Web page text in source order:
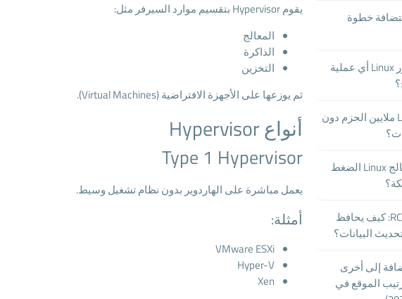
يقوم Hypervisor بتقسيم موارد السيرفر مثل:
المعالج
الذاكرة
التخزين
ثم يوزعها على الأجهزة الافتراضية (Virtual Machines).
أنواع Hypervisor
Type 1 Hypervisor
يعمل مباشرة على الهاردوير بدون نظام تشغيل وسيط.
أمثلة:
VMware ESXi
Hyper-V
Xen
خطوة
CFS Scheduler: كيف يقرر Linux أي عملية
SoftIRQ: كيف يعالج Linux ملايين الحزم دون
NAPI (New API): كيف يعالج Linux الضغط
RCU (Read-Copy-Update): كيف يحافظ
إلى أخرى
الموقع في